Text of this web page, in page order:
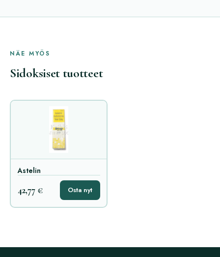
NÄE MYÖS
Sidoksiset tuotteet
Astelin
42,77 € Osta nyt